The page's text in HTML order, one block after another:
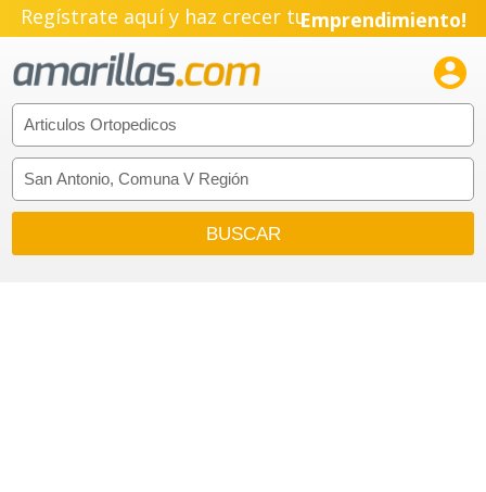
Regístrate aquí y haz crecer tuEmprendimiento!
